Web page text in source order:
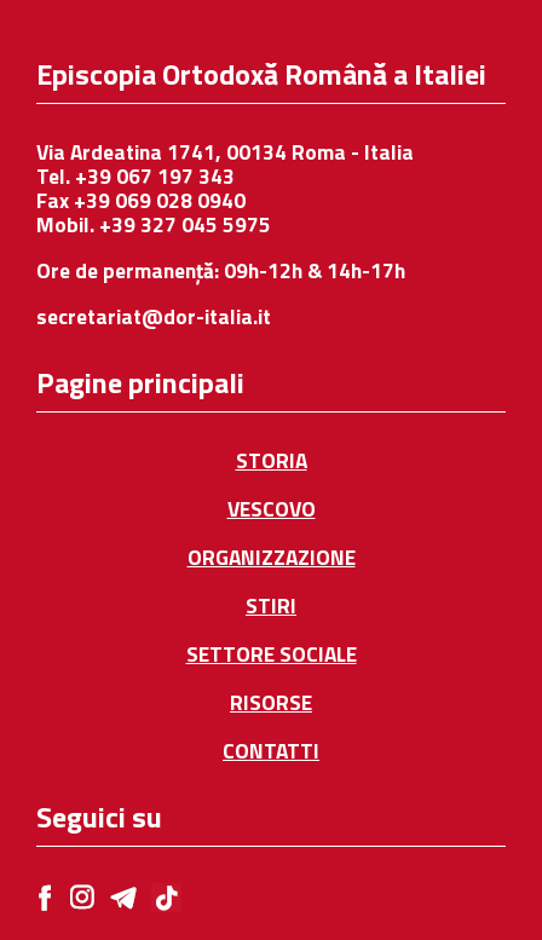
Episcopia Ortodoxă Română a Italiei
Via Ardeatina 1741, 00134 Roma - Italia
Tel. +39 067 197 343
Fax +39 069 028 0940
Mobil. +39 327 045 5975
Ore de permanență: 09h-12h & 14h-17h
secretariat@dor-italia.it
Pagine principali
STORIA
VESCOVO
ORGANIZZAZIONE
STIRI
SETTORE SOCIALE
RISORSE
CONTATTI
Seguici su